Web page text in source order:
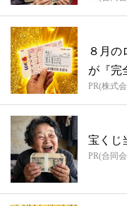
８月の
が『完
PR(株式
宝くじ
PR(合同